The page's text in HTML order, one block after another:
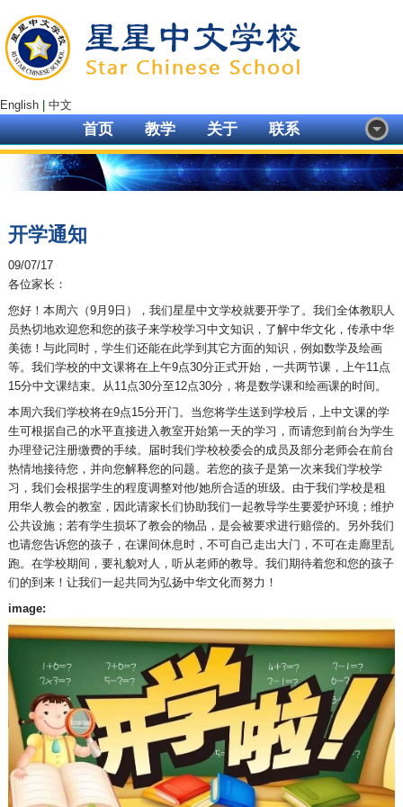
English 中文
首页 教学 关于 联系
开学通知
09/07/17
各位家长：
您好！本周六（9月9日），我们星星中文学校就要开学了。我们全体教职人
员热切地欢迎您和您的孩子来学校学习中文知识，了解中华文化，传承中华
美徳！与此同时，学生们还能在此学到其它方面的知识，例如数学及绘画
等。我们学校的中文课将在上午9点30分正式开始，一共两节课，上午11点
15分中文课结束。从11点30分至12点30分，将是数学课和绘画课的时间。
本周六我们学校将在9点15分开门。当您将学生送到学校后，上中文课的学
生可根据自己的水平直接进入教室开始第一天的学习，而请您到前台为学生
办理登记注册缴费的手续。届时我们学校校委会的成员及部分老师会在前台
热情地接待您，并向您解释您的问题。若您的孩子是第一次来我们学校学
习，我们会根据学生的程度调整对他/她所合适的班级。由于我们学校是租
用华人教会的教室，因此请家长们协助我们一起教导学生要爱护环境；维护
公共设施；若有学生损坏了教会的物品，是会被要求进行赔偿的。另外我们
也请您告诉您的孩子，在课间休息时，不可自己走出大门，不可在走廊里乱
跑。在学校期间，要礼貌对人，听从老师的教导。 我们期待着您和您的孩子
们的到来！让我们一起共同为弘扬中华文化而努力！
image: